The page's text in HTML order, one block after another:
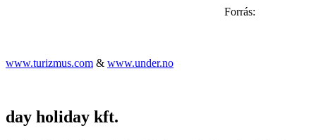
Forrás:
www.turizmus.com & www.under.no
day holiday kft.